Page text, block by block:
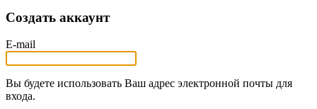
Создать аккаунт
E-mail
Вы будете использовать Ваш адрес электронной почты для
входа.